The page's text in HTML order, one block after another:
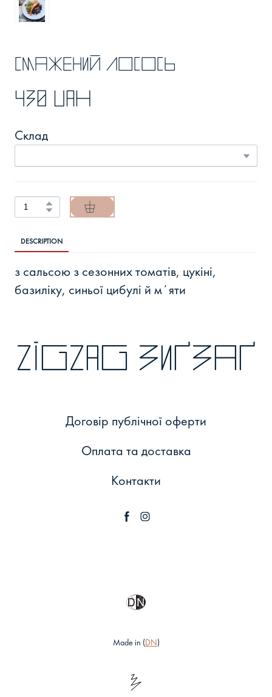
Смажений лосось
430 UAH
Склад
DESCRIPTION
з сальсою з сезонних томатів, цукіні,
базиліку, синьої цибулі й мʼяти
zigzag зиґзаґ
Договір публічної оферти
Оплата та доставка
Контакти
Made in (DN)